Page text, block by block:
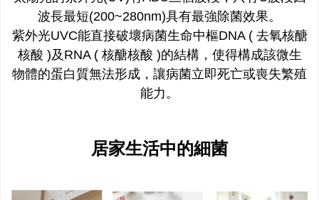
波長最短(200~280nm)具有最強除菌效果。
紫外光UVC能直接破壞病菌生命中樞DNA ( 去氧核醣
核酸 )及RNA ( 核醣核酸 )的結構，使得構成該微生
物體的蛋白質無法形成，讓病菌立即死亡或喪失繁殖
能力。
居家生活中的細菌